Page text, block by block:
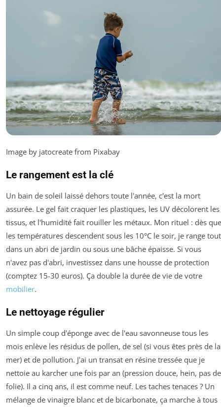
Image by jatocreate from Pixabay
Le rangement est la clé
Un bain de soleil laissé dehors toute l'année, c'est la mort
assurée. Le gel fait craquer les plastiques, les UV décolorent les
tissus, et l'humidité fait rouiller les métaux. Mon rituel : dès que
les températures descendent sous les 10°C le soir, je range tout
dans un abri de jardin ou sous une bâche épaisse. Si vous
n'avez pas d'abri, investissez dans une housse de protection
(comptez 15-30 euros). Ça double la durée de vie de votre
mobilier.
Le nettoyage régulier
Un simple coup d'éponge avec de l'eau savonneuse tous les
mois enlève les résidus de pollen, de sel (si vous êtes près de la
mer) et de pollution. J'ai un transat en résine tressée que je
nettoie au karcher une fois par an (pression douce, hein, pas de
folie). Il a cinq ans, il est comme neuf. Les taches tenaces ? Un
mélange de vinaigre blanc et de bicarbonate, ça marche à tous